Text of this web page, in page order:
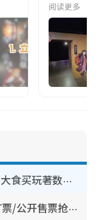
阅读更多
【8月生日优惠2026】全港85大食买玩著数攻略 自助餐/火锅放题同行免费＋诚品/DONKI送现金券
人夫集团｜Klook套票/优先订票/公开售票抢票攻略！附票价.购票连结.场地座位表